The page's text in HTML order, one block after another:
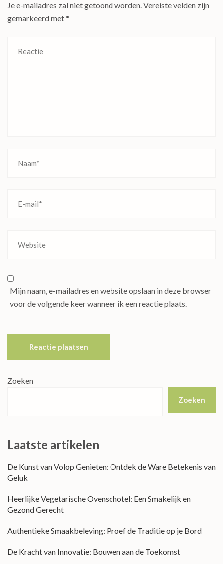
Je e-mailadres zal niet getoond worden.Vereiste velden zijn
gemarkeerd met*
Mijn naam, e-mailadres en website opslaan in deze browser
voor de volgende keer wanneer ik een reactie plaats.
Zoeken
Zoeken
Laatste artikelen
De Kunst van Volop Genieten: Ontdek de Ware Betekenis van
Geluk
Heerlijke Vegetarische Ovenschotel: Een Smakelijk en
Gezond Gerecht
Authentieke Smaakbeleving: Proef de Traditie op je Bord
De Kracht van Innovatie: Bouwen aan de Toekomst